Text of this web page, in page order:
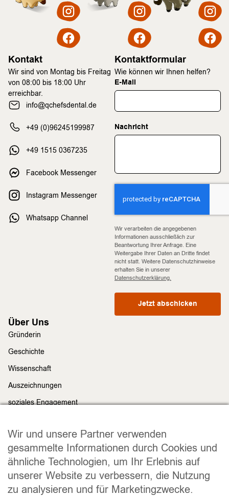
Kontakt
Wir sind von Montag bis Freitag
von 08:00 bis 18:00 Uhr
erreichbar.
info@qchefsdental.de
+49 (0)96245199987
+49 1515 0367235
Facebook Messenger
Instagram Messenger
Whatsapp Channel
Kontaktformular
Wie können wir Ihnen helfen?
E-Mail
Nachricht
Wir verarbeiten die angegebenen
Informationen ausschließlich zur
Beantwortung Ihrer Anfrage. Eine
Weitergabe Ihrer Daten an Dritte findet
nicht statt. Weitere Datenschutzhinweise
erhalten Sie in unserer
Datenschutzerklärung.
Jetzt abschicken
Über Uns
Gründerin
Geschichte
Wissenschaft
Auszeichnungen
soziales Engagement
Rechtliches
Impressum
Datenschutz
Widerrufsrecht
Wir und unsere Partner verwenden
gesammelte Informationen durch Cookies und
ähnliche Technologien, um Ihr Erlebnis auf
unserer Website zu verbessern, die Nutzung
zu analysieren und für Marketingzwecke.